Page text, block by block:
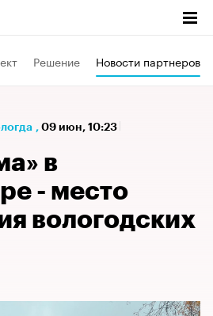
Решение Новости партнеров
, 09 июн, 10:23
в
- место
вологодских